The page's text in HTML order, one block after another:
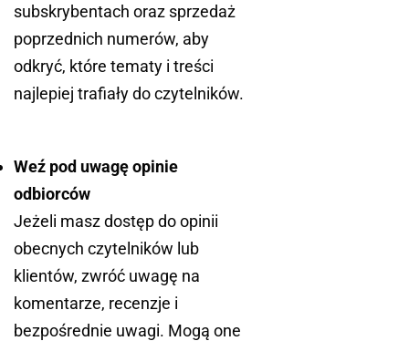
subskrybentach oraz sprzedaż
poprzednich numerów, aby
odkryć, które tematy i treści
najlepiej trafiały do czytelników.
Weź pod uwagę opinie
odbiorców
Jeżeli masz dostęp do opinii
obecnych czytelników lub
klientów, zwróć uwagę na
komentarze, recenzje i
bezpośrednie uwagi. Mogą one